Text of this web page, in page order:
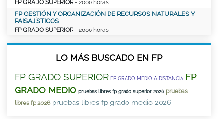
FP GRADO SUPERIOR - 2000 horas
FP GESTIÓN Y ORGANIZACIÓN DE RECURSOS NATURALES Y
PAISAJÍSTICOS
FP GRADO SUPERIOR - 2000 horas
LO MÁS BUSCADO EN FP
FP GRADO SUPERIOR FP GRADO MEDIO A DISTANCIA FP
GRADO MEDIO pruebas libres fp grado superior 2026 pruebas
libres fp 2026 pruebas libres fp grado medio 2026